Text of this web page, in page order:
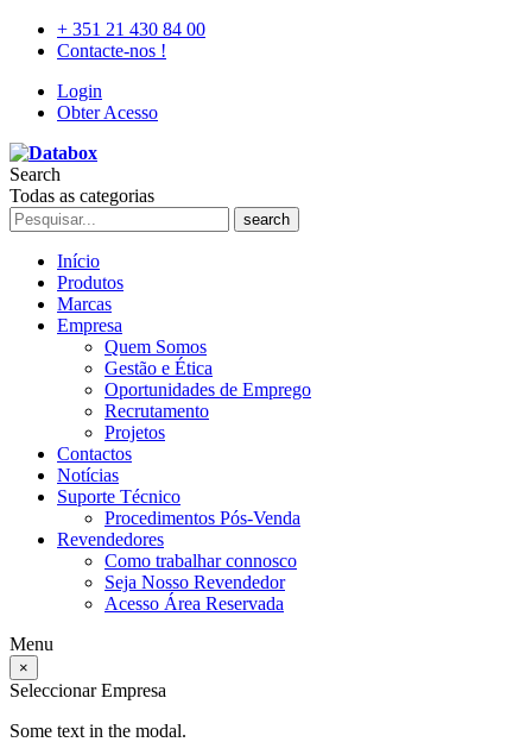
+ 351 21 430 84 00
Contacte-nos !
Login
Obter Acesso
Search
Todas as categorias
search
Início
Produtos
Marcas
Empresa
Quem Somos
Gestão e Ética
Oportunidades de Emprego
Recrutamento
Projetos
Contactos
Notícias
Suporte Técnico
Procedimentos Pós-Venda
Revendedores
Como trabalhar connosco
Seja Nosso Revendedor
Acesso Área Reservada
Menu
×
Seleccionar Empresa
Some text in the modal.